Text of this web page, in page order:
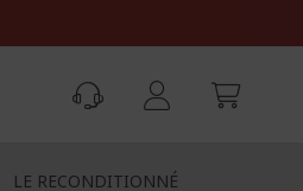
LE RECONDITIONNÉ